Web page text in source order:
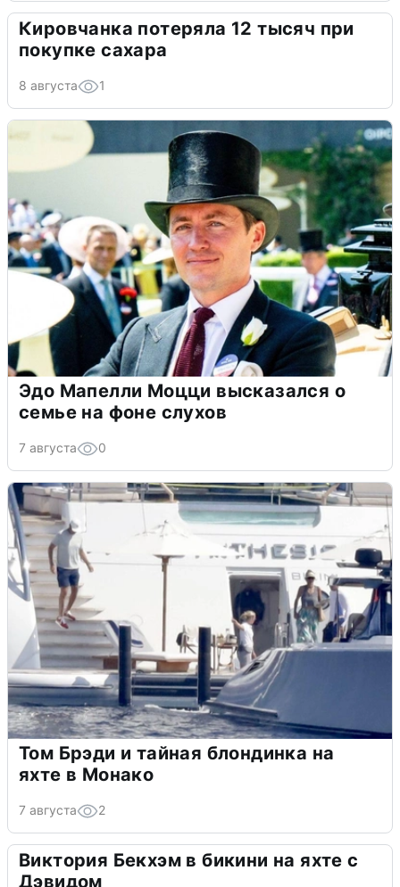
Кировчанка потеряла 12 тысяч при
покупке сахара
8 августа 1
Эдо Мапелли Моцци высказался о
семье на фоне слухов
7 августа 0
Том Брэди и тайная блондинка на
яхте в Монако
7 августа 2
Виктория Бекхэм в бикини на яхте с
Дэвидом